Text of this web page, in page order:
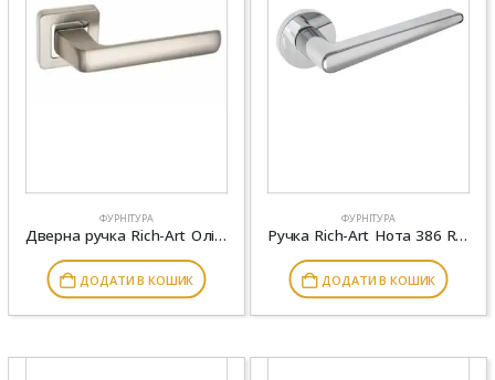
ФУРНІТУРА
Дверна ручка Rich-Art Олівія 645 R40 MSN матовий нікель
ДОДАТИ В КОШИК
ФУРНІТУРА
Ручка Rich-Art Нота 386 R 65 CP хром
ДОДАТИ В КОШИК